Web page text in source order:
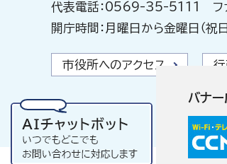
バナ
代表電話：0569-35-5111 フ
開庁時間：月曜日から金曜日（
市役所へのアクセス 行